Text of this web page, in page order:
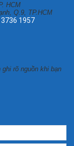
HCM
Q.9, TP.HCM
1957
ghi rõ nguồn khi bạn